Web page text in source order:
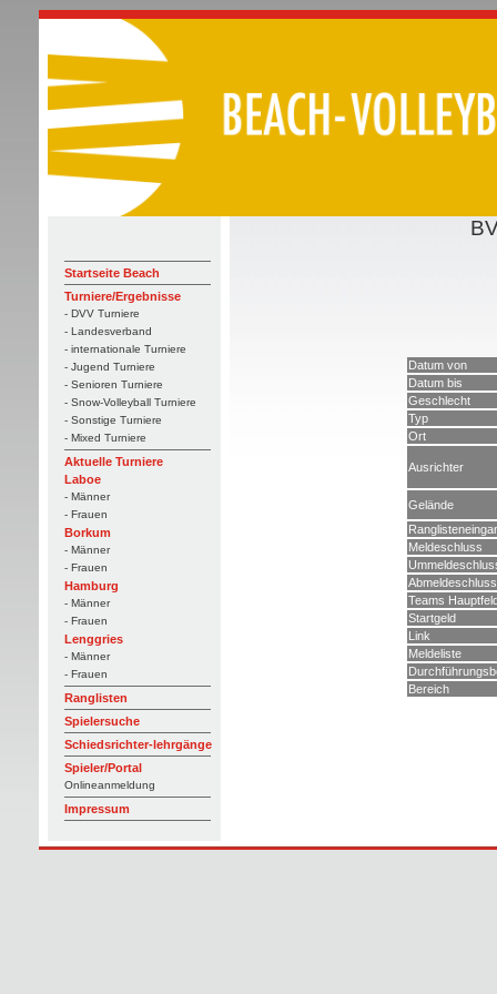
Startseite Beach
Turniere/Ergebnisse
- DVV Turniere
- Landesverband
- internationale Turniere
- Jugend Turniere
- Senioren Turniere
- Snow-Volleyball Turniere
- Sonstige Turniere
- Mixed Turniere
Aktuelle Turniere
Laboe
- Männer
- Frauen
Borkum
- Männer
- Frauen
Hamburg
- Männer
- Frauen
Lenggries
- Männer
- Frauen
Ranglisten
Spielersuche
Schiedsrichter-lehrgänge
Spieler/Portal
Onlineanmeldung
Impressum
Datum von
Datum bis
Geschlecht
Typ
Ort
Ausrichter
Gelände
Meldeschluss
Abmeldeschluss
Teams
Startgeld
Link
Meldeliste
Bereich